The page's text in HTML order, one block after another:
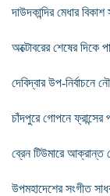
দাউদকান্দির মেধার
অক্টোবরের শেষের দিকে
দেবিদ্বার উপ-নির্বাচনে
চাঁদপুরে গোপনে
ব্রেন টিউমারে
উপমহাদেশের সংগীত